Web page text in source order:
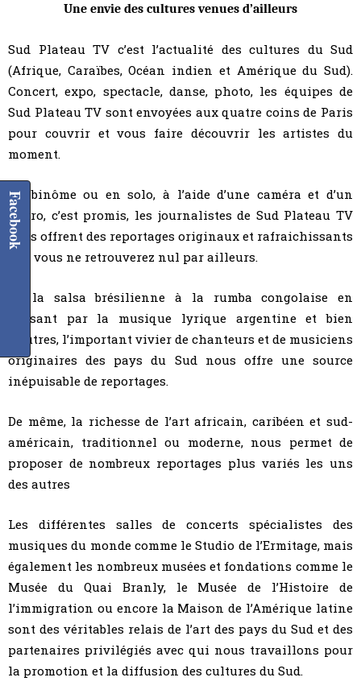
Une envie des cultures venues d’ailleurs
Sud Plateau TV c’est l’actualité des cultures du Sud
(Afrique, Caraïbes, Océan indien et Amérique du Sud).
Concert, expo, spectacle, danse, photo, les équipes de
Sud Plateau TV sont envoyées aux quatre coins de Paris
pour couvrir et vous faire découvrir les artistes du
moment.
En binôme ou en solo, à l’aide d’une caméra et d’un
micro, c’est promis, les journalistes de Sud Plateau TV
vous offrent des reportages originaux et rafraichissants
que vous ne retrouverez nul par ailleurs.
De la salsa brésilienne à la rumba congolaise en
passant par la musique lyrique argentine et bien
d’autres, l’important vivier de chanteurs et de musiciens
originaires des pays du Sud nous offre une source
inépuisable de reportages.
De même, la richesse de l’art africain, caribéen et sud-
américain, traditionnel ou moderne, nous permet de
proposer de nombreux reportages plus variés les uns
des autres
Les différentes salles de concerts spécialistes des
musiques du monde comme le Studio de l’Ermitage, mais
également les nombreux musées et fondations comme le
Musée du Quai Branly, le Musée de l’Histoire de
l’immigration ou encore la Maison de l’Amérique latine
sont des véritables relais de l’art des pays du Sud et des
partenaires privilégiés avec qui nous travaillons pour
la promotion et la diffusion des cultures du Sud.
Facebook